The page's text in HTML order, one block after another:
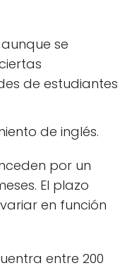
se
de estudiantes
de inglés.
por un
El plazo
en función
entre 200